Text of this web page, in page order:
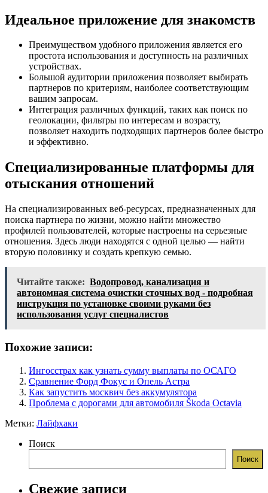
Идеальное приложение для знакомств
Преимуществом удобного приложения является его
простота использования и доступность на различных
устройствах.
Большой аудитории приложения позволяет выбирать
партнеров по критериям, наиболее соответствующим
вашим запросам.
Интеграция различных функций, таких как поиск по
геолокации, фильтры по интересам и возрасту,
позволяет находить подходящих партнеров более быстро
и эффективно.
Специализированные платформы для
отыскания отношений
На специализированных веб-ресурсах, предназначенных для
поиска партнера по жизни, можно найти множество
профилей пользователей, которые настроены на серьезные
отношения. Здесь люди находятся с одной целью — найти
вторую половинку и создать крепкую семью.
Читайте также: Водопровод, канализация и
автономная система очистки сточных вод - подробная
инструкция по установке своими руками без
использования услуг специалистов
Похожие записи:
Ингосстрах как узнать сумму выплаты по ОСАГО
Сравнение Форд Фокус и Опель Астра
Как запустить москвич без аккумулятора
Проблема с дорогами для автомобиля Škoda Octavia
Метки: Лайфхаки
Поиск
Поиск
Свежие записи